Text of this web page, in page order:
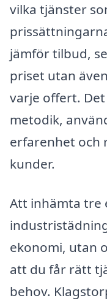
vilka tjänster
jämför tilbud,
priset utan
varje offert.
metodik,
erfarenhet och
kunder.
Att inhämta tre
ekonomi, utan
att du får rätt
behov.